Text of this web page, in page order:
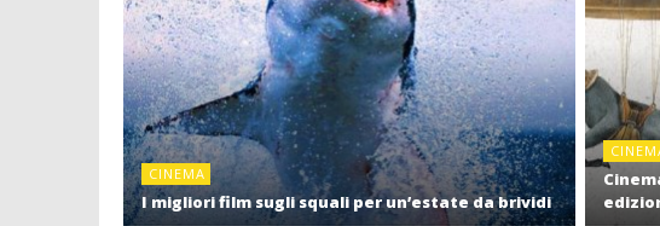
CINEMA
I migliori film sugli squali per un’estate da brividi